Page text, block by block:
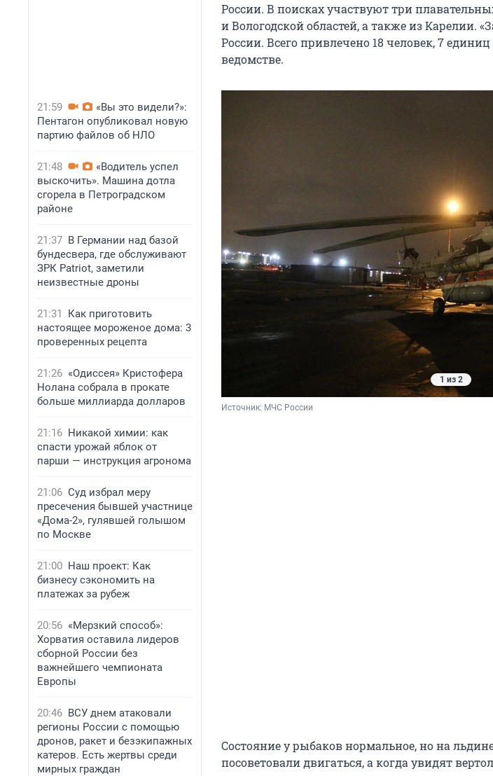
21:59
«Вы это видели?»:
Пентагон опубликовал новую
партию файлов об НЛО
21:48
«Водитель успел
выскочить». Машина дотла
сгорела в Петроградском
районе
21:37 В Германии над базой
бундесвера, где обслуживают
ЗРК Patriot, заметили
неизвестные дроны
21:31
Как приготовить
настоящее мороженое дома: 3
проверенных рецепта
21:26 «Одиссея» Кристофера
Нолана собрала в прокате
больше миллиарда долларов
21:16 Никакой химии: как
спасти урожай яблок от
парши — инструкция агронома
21:06 Суд избрал меру
пресечения бывшей участнице
«Дома-2», гулявшей голышом
по Москве
21:00 Наш проект: Как
бизнесу сэкономить на
платежах за рубеж
20:56 «Мерзкий способ»:
Хорватия оставила лидеров
сборной России без
важнейшего чемпионата
Европы
20:46 ВСУ днем атаковали
регионы России с помощью
дронов, ракет и безэкипажных
катеров. Есть жертвы среди
мирных граждан
России. В поисках участвуют три
и Вологодской областей, а также из Карелии.
России. Всего привлечено 18 человек, 7
ведомстве.
1 из 2
Источник: МЧС России
Состояние у рыбаков нормальное, но на
посоветовали двигаться, а когда увидят